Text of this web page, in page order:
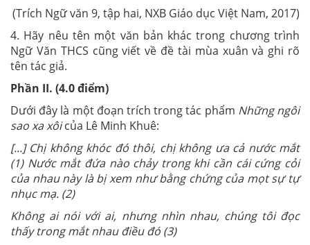
(Trích Ngữ văn 9, tập hai, NXB Giáo dục Việt Nam, 2017)
4. Hãy nêu tên một văn bản khác trong chương trình
Ngữ Văn THCS cũng viết về đề tài mùa xuân và ghi rõ
tên tác giả.
Phần II. (4.0 điểm)
Dưới đây là một đoạn trích trong tác phẩm Những ngôi
sao xa xôicủa Lê Minh Khuê:
[...] Chị không khóc đó thôi, chị không ưa cả nước mắt
(1) Nước mắt đứa nào chảy trong khi cần cái cứng cỏi
của nhau này là bị xem như bằng chứng của mọt sự tự
nhục mạ. (2)
Không ai nói với ai, nhưng nhìn nhau, chúng tôi đọc
thấy trong mắt nhau điều đó (3)